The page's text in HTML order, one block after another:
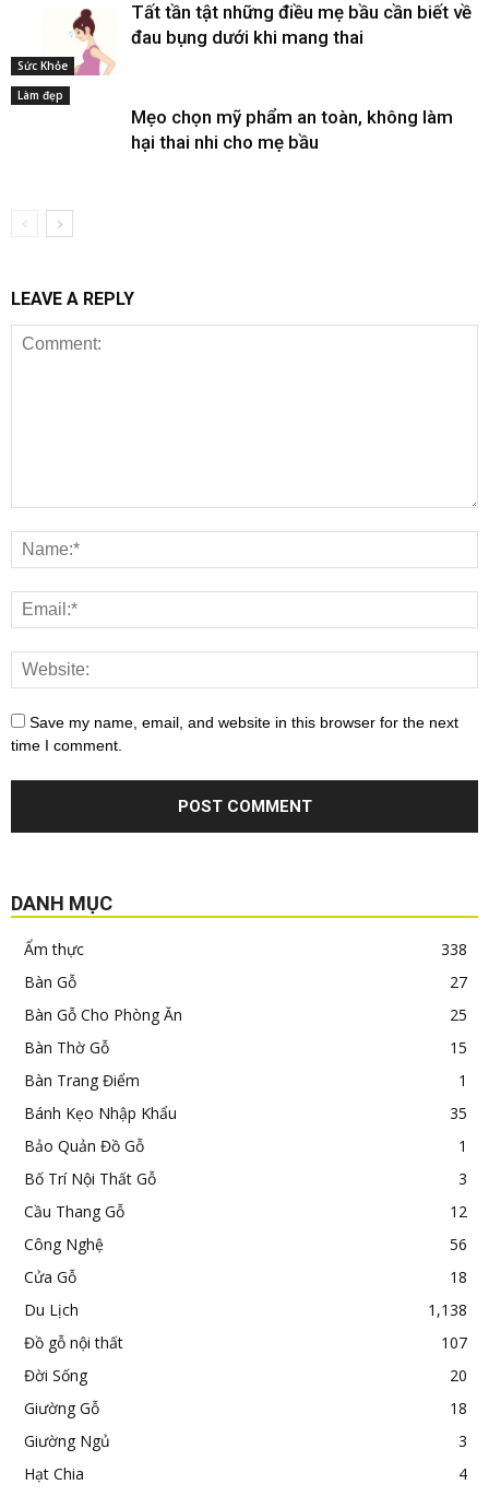
Sức Khỏe
Tất tần tật những điều mẹ bầu cần biết về
đau bụng dưới khi mang thai
Làm đẹp
Mẹo chọn mỹ phẩm an toàn, không làm
hại thai nhi cho mẹ bầu
LEAVE A REPLY
Save my name, email, and website in this browser for the next
time I comment.
DANH MỤC
Ẩm thực
338
Bàn Gỗ
27
Bàn Gỗ Cho Phòng Ăn
25
Bàn Thờ Gỗ
15
Bàn Trang Điểm
1
Bánh Kẹo Nhập Khẩu
35
Bảo Quản Đồ Gỗ
1
Bố Trí Nội Thất Gỗ
3
Cầu Thang Gỗ
12
Công Nghệ
56
Cửa Gỗ
18
Du Lịch
1,138
Đồ gỗ nội thất
107
Đời Sống
20
Giường Gỗ
18
Giường Ngủ
3
Hạt Chia
4